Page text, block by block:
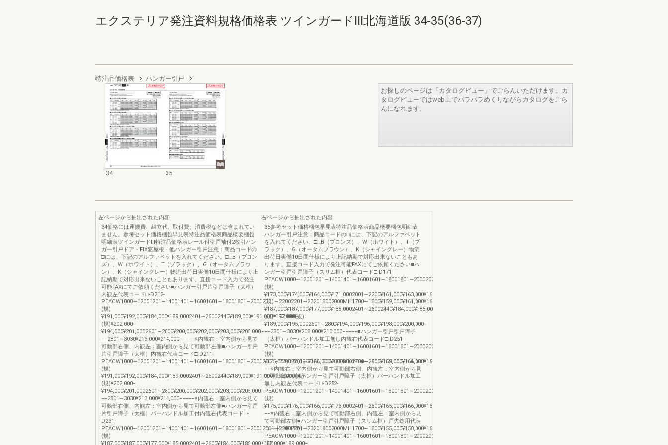
エクステリア発注資料規格価格表 ツインガードIII北海道版 34-35(36-37)
特注品価格表 ハンガー引戸
34 35
お探しのページは「カタログビュー」でごらんいただけます。カ
タログビューではweb上でパラパラめくりながらカタログをごら
んになれます。
左ページから抽出された内容
34価格には運搬費、組立代、取付費、消費税などは含まれてい
ません。参考セット価格梱包早見表特注品価格表商品概要梱包
明細表ツインガードⅢ特注品価格表レール付引戸袖付2枚引ハン
ガー引戸ドア・FIX窓屋根・他ハンガー引戸注意：商品コードの
□には、下記のアルファベットを入れてください。□…B（ブロン
ズ）、W（ホワイト）、T（ブラック）、G（オータムブラウ
ン）、K（シャイングレー）物流出荷日実働10日間仕様により上
記納期で対応出来ないこともあります。直接コード入力で発注
可能FAXにてご依頼ください■ハンガー引戸片引戸障子（太框）
内観左代表コード□-D212-
(規)
¥191,000¥192,000¥184,000¥189,0002401∼26002440¥189,000¥191,000¥192,000(規)
(規)¥202,000−
¥194,000¥201,0002601∼2800¥200,000¥202,000¥203,000¥205,000−
−−2801∼3030¥213,000¥214,000−−−−−※内観右：室内側から見て
可動部右側、内観左：室内側から見て可動部左側■ハンガー引戸
片引戸障子（太框）内観右代表コード□-D211-
(規)
¥191,000¥192,000¥184,000¥189,0002401∼26002440¥189,000¥191,000¥192,000(規)
(規)¥202,000−
¥194,000¥201,0002601∼2800¥200,000¥202,000¥203,000¥205,000−
−−2801∼3030¥213,000¥214,000−−−−−※内観右：室内側から見て
可動部右側、内観左：室内側から見て可動部左側■ハンガー引戸
片引戸障子（太框）バーハンドル加工付内観右代表コード□-
D231-
(規)
¥187,000¥187,000¥177,000¥185,0002401∼2600¥184,000¥185,000¥187,000¥189,000−
右ページから抽出された内容
35参考セット価格梱包早見表特注品価格表商品概要梱包明細表
ハンガー引戸注意：商品コードの□には、下記のアルファベット
を入れてください。□…B（ブロンズ）、W（ホワイト）、T（ブ
ラック）、G（オータムブラウン）、K（シャイングレー）物流
出荷日実働10日間仕様により上記納期で対応出来ないこともあ
ります。直接コード入力で発注可能FAXにてご依頼ください■ハ
ンガー引戸引戸障子（スリム框）代表コード□-D171-
(規)
¥173,000¥174,000¥164,000¥171,0002001∼2200¥161,000¥163,000¥165,000¥166,000¥174,000¥176,000¥177,0002201∼24002230¥172,000¥174,000¥175,000(規)
(規)
¥187,000¥187,000¥177,000¥185,0002401∼26002440¥184,000¥185,000¥187,000(規)
(規)¥197,000−
¥189,000¥195,0002601∼2800¥194,000¥196,000¥198,000¥200,000−
−−2801∼3030¥208,000¥210,000−−−−−■ハンガー引戸引戸障子
（太框）バーハンドル加工無し内観右代表コード□-D251-
(規)
¥175,000¥176,000¥166,000¥173,0002401∼2600¥165,000¥166,000¥168,000¥169,000¥177,000¥179,000−2601∼2812¥168,000¥169,000¥171,000¥173,000−
−−※内観右：室内側から見て可動部右側、内観左：室内側から見
て可動部左側■ハンガー引戸引戸障子（太框）バーハンドル加工
無し内観左代表コード□-D252-
(規)
¥175,000¥176,000¥166,000¥173,0002401∼2600¥165,000¥166,000¥168,000¥169,000¥177,000¥179,000−2601∼2812¥168,000¥169,000¥171,000¥173,000−
−−※内観右：室内側から見て可動部右側、内観左：室内側から見
て可動部左側■ハンガー引戸引戸障子（スリム框）戸先錠用代表
コード□-D172-
(規)